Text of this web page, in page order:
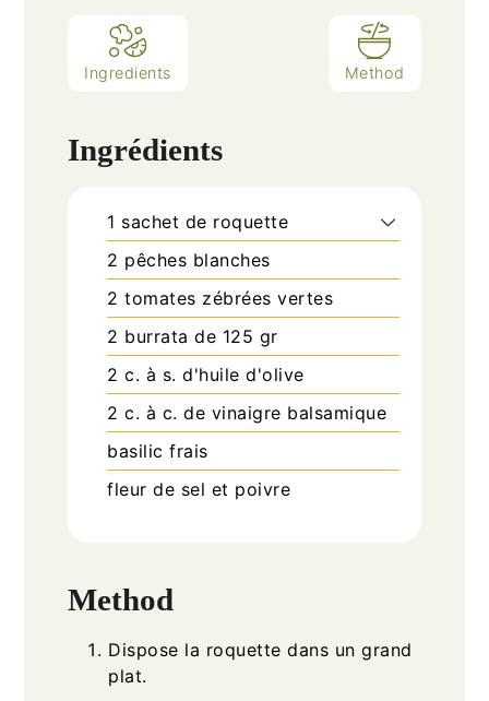
Ingredients Method
Ingrédients
1 sachet de roquette
2 pêches blanches
2 tomates zébrées vertes
2 burrata de 125 gr
2 c. à s. d'huile d'olive
2 c. à c. de vinaigre balsamique
basilic frais
fleur de sel et poivre
Method
Dispose la roquette dans un grand
plat.